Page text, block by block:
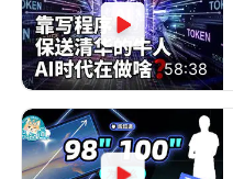
58:38